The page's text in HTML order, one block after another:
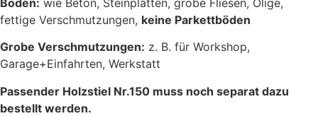
fettige Verschmutzungen, keine Parkettböden
Grobe Verschmutzungen: z. B. für Workshop,
Garage+Einfahrten, Werkstatt
Passender Holzstiel Nr.150 muss noch separat dazu
bestellt werden.